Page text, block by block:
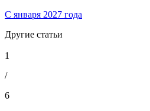
С января 2027 года
Другие статьи
1
/
6